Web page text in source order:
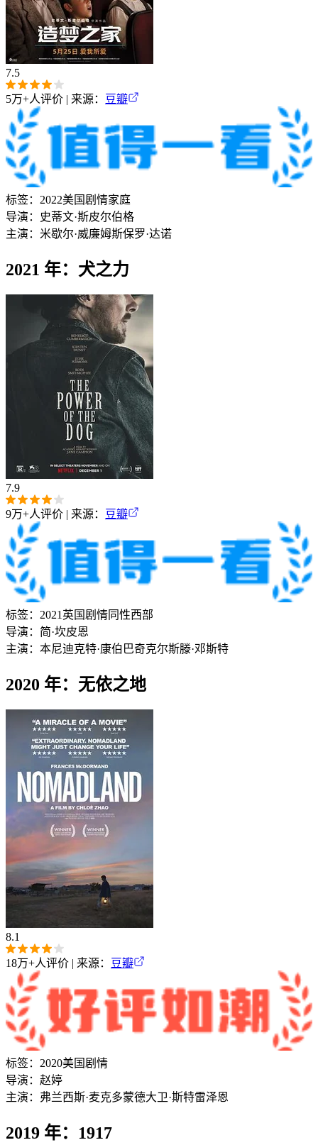
7.5
5万+人评价 | 来源： 豆瓣
标签： 2022美国 剧情家庭
导演：
史蒂文·斯皮尔伯格
主演： 米歇尔·威廉姆斯保罗·达诺
2021 年：犬之力
7.9
9万+人评价 | 来源： 豆瓣
标签： 2021 英国 剧情同性西部
导演： 简·坎皮恩
主演： 本尼迪克特·康伯巴奇克尔斯滕·邓斯特
2020 年：无依之地
8.1
18万+人评价 | 来源： 豆瓣
标签： 2020美国 剧情
导演： 赵婷
主演： 弗兰西斯·麦克多蒙德大卫·斯特雷泽恩
2019 年：1917